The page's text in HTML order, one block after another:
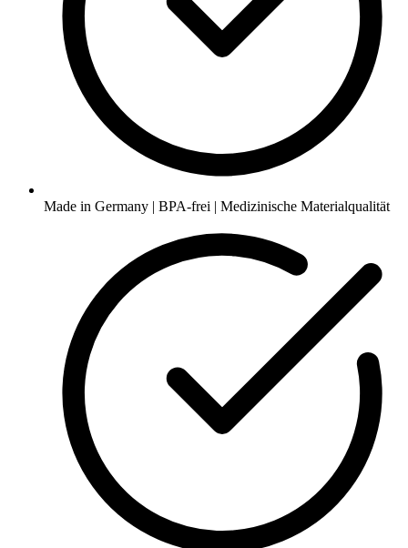
Made in Germany | BPA-frei | Medizinische Materialqualität